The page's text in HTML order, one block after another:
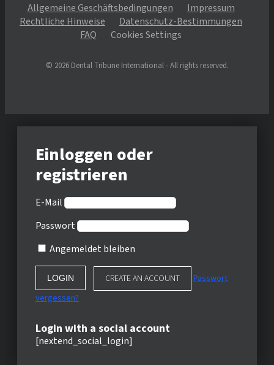
Allgemeine Geschäftsbedingungen
Impressum
Rechtliche Hinweise
Datenschutz-Bestimmungen
FAQ
Cookies Settings
© 2026 Dental Tribune International - All rights reserved.
Einloggen oder
registrieren
E-Mail
Passwort
Angemeldet bleiben
CREATE AN ACCOUNT
Passwort
vergessen?
Login with a social account
[nextend_social_login]